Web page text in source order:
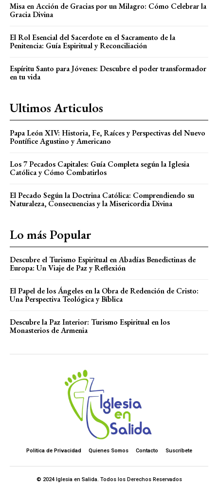
Misa en Acción de Gracias por un Milagro: Cómo Celebrar la
Gracia Divina
El Rol Esencial del Sacerdote en el Sacramento de la
Penitencia: Guía Espiritual y Reconciliación
Espíritu Santo para Jóvenes: Descubre el poder transformador
en tu vida
Ultimos Articulos
Papa León XIV: Historia, Fe, Raíces y Perspectivas del Nuevo
Pontífice Agustino y Americano
Los 7 Pecados Capitales: Guía Completa según la Iglesia
Católica y Cómo Combatirlos
El Pecado Según la Doctrina Católica: Comprendiendo su
Naturaleza, Consecuencias y la Misericordia Divina
Lo más Popular
Descubre el Turismo Espiritual en Abadías Benedictinas de
Europa: Un Viaje de Paz y Reflexión
El Papel de los Ángeles en la Obra de Redención de Cristo:
Una Perspectiva Teológica y Bíblica
Descubre la Paz Interior: Turismo Espiritual en los
Monasterios de Armenia
Politica de Privacidad Quienes Somos Contacto Suscríbete
© 2024 Iglesia en Salida. Todos los Derechos Reservados